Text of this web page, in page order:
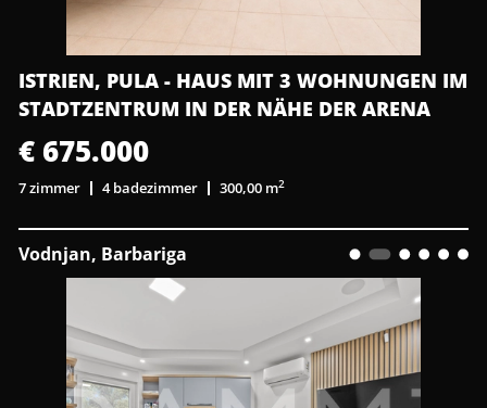
ISTRIEN, PULA - HAUS MIT 3 WOHNUNGEN IM
STADTZENTRUM IN DER NÄHE DER ARENA
€ 675.000
7 zimmer 4 badezimmer 300,00 m2
Vodnjan, Barbariga